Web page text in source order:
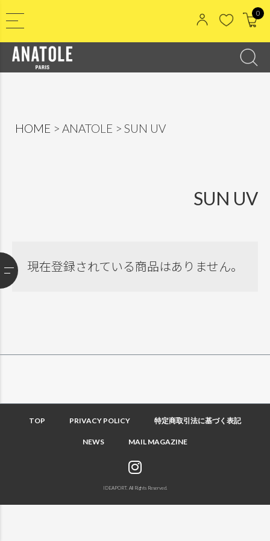
0
HOME ANATOLE SUN UV
SUN UV
現在登録されている商品はありません。
TOP PRIVACY POLICY 特定商取引法に基づく表記
NEWS MAIL MAGAZINE
IDEAPORT. All Rights Reserved.